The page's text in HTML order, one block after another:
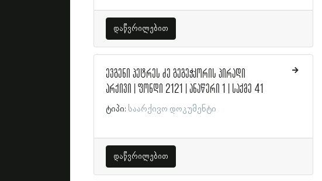
დაწვრილებით
ევგენი პეტრეს ძე გეგეჭკორის პირადი
არქივი | ფონდი 2121 | ანაწერი 1 | საქმე 41
ტიპი: საარქივო დოკუმენტი
დაწვრილებით